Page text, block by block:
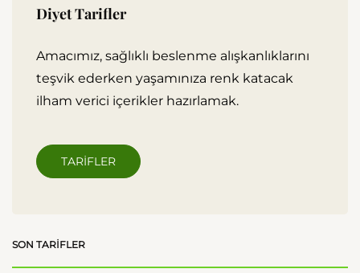
Diyet Tarifler
Amacımız, sağlıklı beslenme alışkanlıklarını
teşvik ederken yaşamınıza renk katacak
ilham verici içerikler hazırlamak.
TARIFLER
SON TARIFLER